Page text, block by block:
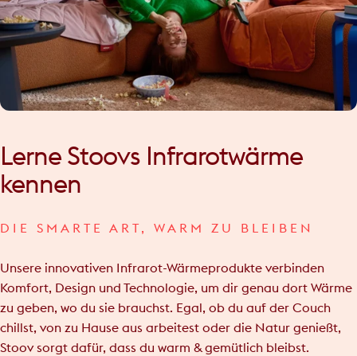
Lerne Stoovs Infrarotwärme
kennen
DIE SMARTE ART, WARM ZU BLEIBEN
Unsere innovativen Infrarot-Wärmeprodukte verbinden
Komfort, Design und Technologie, um dir genau dort Wärme
zu geben, wo du sie brauchst. Egal, ob du auf der Couch
chillst, von zu Hause aus arbeitest oder die Natur genießt,
Stoov sorgt dafür, dass du warm & gemütlich bleibst.